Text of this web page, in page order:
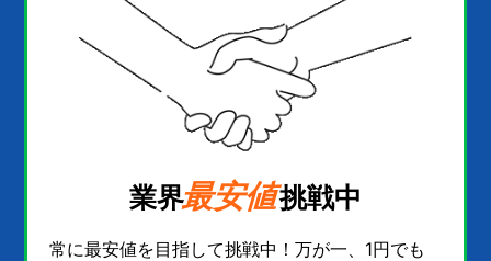
業界最安値挑戦中
常に最安値を目指して挑戦中！万が一、1円でも